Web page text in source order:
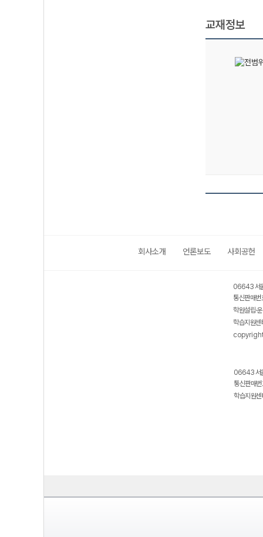
교재정보
회사소개 언론보도 사회공헌
06643 서
통신판매
학원설립·
학습지원
06643 서
통신판매
학습지원